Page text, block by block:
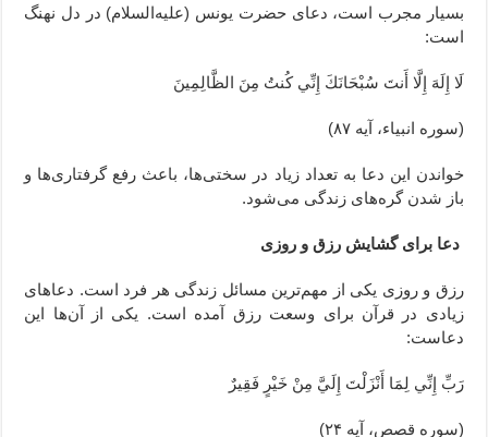
بسیار مجرب است، دعای حضرت یونس (علیه‌السلام) در دل نهنگ
است:
لَا إِلَهَ إِلَّا أَنتَ سُبْحَانَكَ إِنِّي كُنتُ مِنَ الظَّالِمِينَ
(سوره انبیاء، آیه ۸۷)
خواندن این دعا به تعداد زیاد در سختی‌ها، باعث رفع گرفتاری‌ها و
باز شدن گره‌های زندگی می‌شود.
دعا برای گشایش رزق و روزی
رزق و روزی یکی از مهم‌ترین مسائل زندگی هر فرد است. دعاهای
زیادی در قرآن برای وسعت رزق آمده است. یکی از آن‌ها این
دعاست:
رَبِّ إِنِّي لِمَا أَنْزَلْتَ إِلَيَّ مِنْ خَيْرٍ فَقِيرٌ
(سوره قصص، آیه ۲۴)